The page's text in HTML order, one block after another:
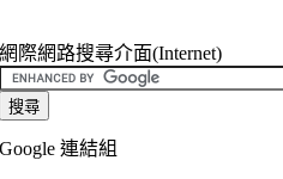
網際網路搜尋介面(Internet)
Google 連結組